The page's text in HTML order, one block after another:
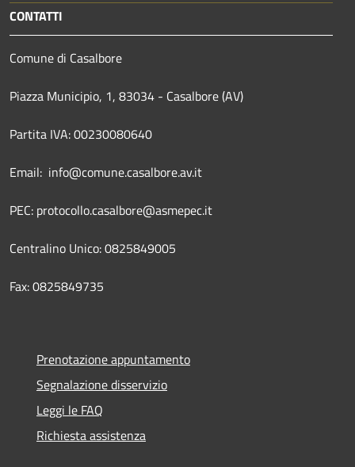
CONTATTI
Comune di Casalbore
Piazza Municipio, 1, 83034 - Casalbore (AV)
Partita IVA: 00230080640
Email: info@comune.casalbore.av.it
PEC: protocollo.casalbore@asmepec.it
Centralino Unico: 0825849005
Fax: 0825849735
Prenotazione appuntamento
Segnalazione disservizio
Leggi le FAQ
Richiesta assistenza